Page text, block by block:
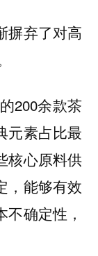
摒弃了对高
200余款茶
元素占比最
核心原料供
，能够有效
确定性，